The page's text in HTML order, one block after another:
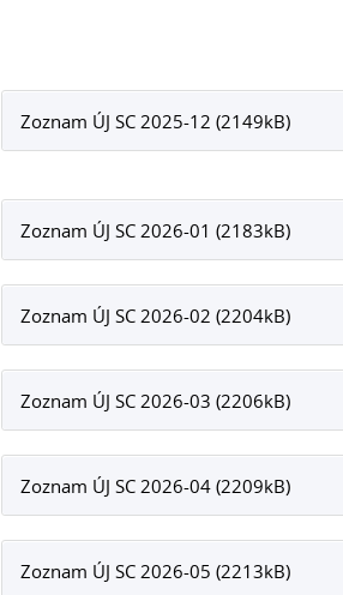
Zoznam ÚJ SC 2025-12 (2149kB)
Zoznam ÚJ SC 2026-01 (2183kB)
Zoznam ÚJ SC 2026-02 (2204kB)
Zoznam ÚJ SC 2026-03 (2206kB)
Zoznam ÚJ SC 2026-04 (2209kB)
Zoznam ÚJ SC 2026-05 (2213kB)